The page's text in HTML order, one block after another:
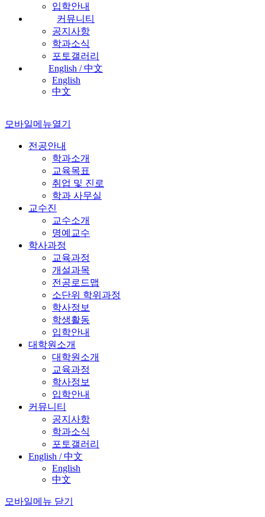
입학안내
커뮤니티
공지사항
학과소식
포토갤러리
English / 中文
English
中文
모바일메뉴열기
전공안내
학과소개
교육목표
취업 및 진로
학과 사무실
교수진
교수소개
명예교수
학사과정
교육과정
개설과목
전공로드맵
소단위 학위과정
학사정보
학생활동
입학안내
대학원소개
대학원소개
교육과정
학사정보
입학안내
커뮤니티
공지사항
학과소식
포토갤러리
English / 中文
English
中文
모바일메뉴 닫기